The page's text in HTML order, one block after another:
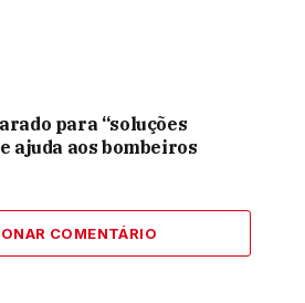
para “soluções
ajuda aos bombeiros
COMENTÁRIO